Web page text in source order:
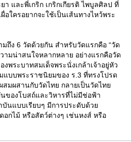
และพี่เกริก เกริกเกียรติ ไพบูลศิลป ที่
อใครอยากจะใช้เป็นเส้นทางไหว้พระ
ง 6 วัดด้วยกัน สำหรับวัดแรกคือ “วัด
ามน่าสนใจหลากหลาย อย่างแรกคือวัด
พระบาทสมเด็จพระนั่งเกล้าเจ้าอยู่หัว
แบบพระราชนิยมของ ร.3 ที่ทรงโปรด
มผสานกับวัดไทย กลายเป็นวัดไท
ของโบสถ์และวิหารที่ไม่มีช่อฟ้า
นแบบเรียบๆ มีการประดับด้ว
อกไม้ หรือสัตว์ต่างๆ เช่นหงส์ หรือ